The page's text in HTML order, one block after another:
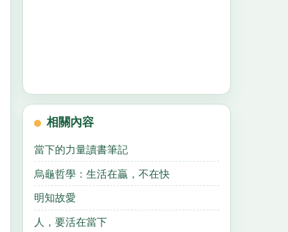
相關內容
當下的力量讀書筆記
烏龜哲學：生活在贏，不在快
明知故愛
人，要活在當下